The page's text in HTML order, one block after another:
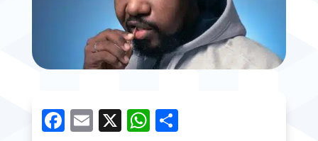
Facebook
Email
X WhatsApp
Share